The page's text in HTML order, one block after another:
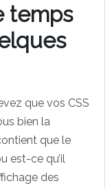
temps
que vos CSS
bien la
que le
est-ce qu’il
des